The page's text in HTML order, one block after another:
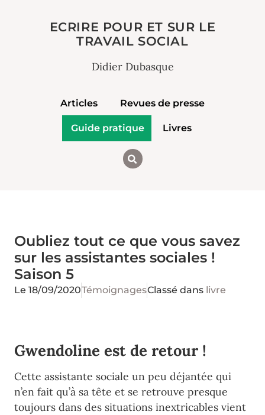
ECRIRE POUR ET SUR LE
TRAVAIL SOCIAL
Didier Dubasque
Articles Revues de presse
Guide pratique Livres
Oubliez tout ce que vous savez
sur les assistantes sociales !
Saison 5
Le 18/09/2020TémoignagesClassé dans livre
Gwendoline est de retour !
Cette assistante sociale un peu déjantée qui
n’en fait qu’à sa tête et se retrouve presque
toujours dans des situations inextricables vient